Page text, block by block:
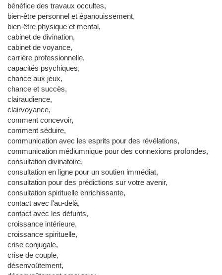
bénéfice des travaux occultes,
bien-être personnel et épanouissement,
bien-être physique et mental,
cabinet de divination,
cabinet de voyance,
carrière professionnelle,
capacités psychiques,
chance aux jeux,
chance et succès,
clairaudience,
clairvoyance,
comment concevoir,
comment séduire,
communication avec les esprits pour des révélations,
communication médiumnique pour des connexions profondes,
consultation divinatoire,
consultation en ligne pour un soutien immédiat,
consultation pour des prédictions sur votre avenir,
consultation spirituelle enrichissante,
contact avec l'au-delà,
contact avec les défunts,
croissance intérieure,
croissance spirituelle,
crise conjugale,
crise de couple,
désenvoûtement,